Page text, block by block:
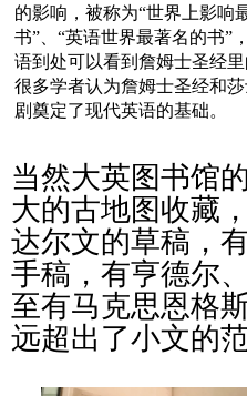
的影响，被称为“世界上影响
书”、“英语世界最著名的书”
语到处可以看到詹姆士圣经里
很多学者认为詹姆士圣经和
剧奠定了现代英语的基础。
当然大英图书馆
大的古地图收藏
达尔文的草稿，
手稿，有亨德尔
至有马克思恩格
远超出了小文的